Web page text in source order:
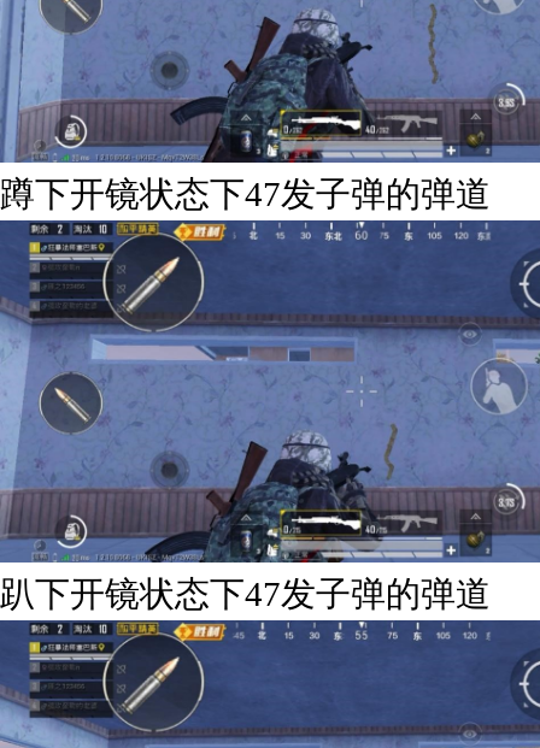
蹲下开镜状态下47发子弹的弹道
趴下开镜状态下47发子弹的弹道